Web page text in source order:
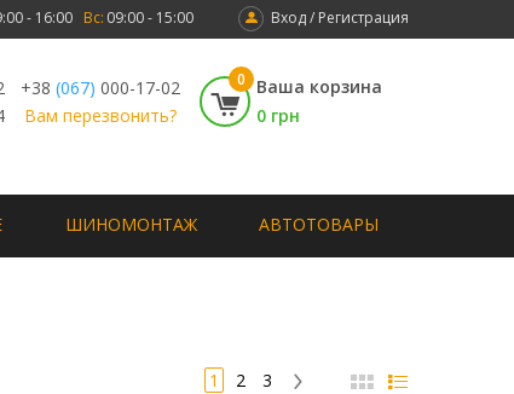
Вход / Регистрация
- 16:00 Вс: 09:00 - 15:00
+38 (067) 000-17-02
Вам перезвонить?
0
Ваша корзина
0 грн
ШИНОМОНТАЖ АВТОТОВАРЫ
1 2 3